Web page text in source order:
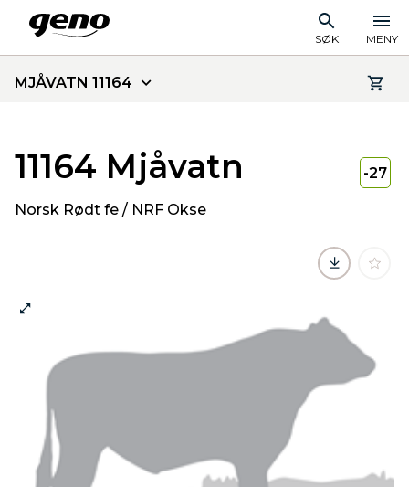
SØK MENY
MJÅVATN 11164
11164 Mjåvatn
Norsk Rødt fe / NRF Okse
-27